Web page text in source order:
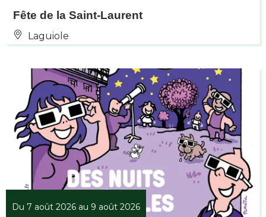
Fête de la Saint-Laurent
Laguiole
Du 7 août 2026 au 9 août 2026